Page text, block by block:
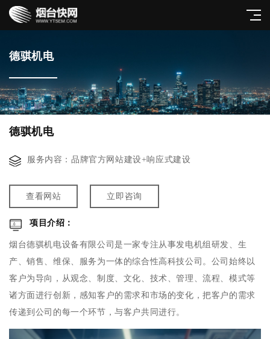
德骐机电
德骐机电
服务内容：品牌官方网站建设+响应式建设
查看网站 立即咨询
项目介绍：
烟台德骐机电设备有限公司是一家专注从事发电机组研发、生
产、销售、维保、服务为一体的综合性高科技公司。公司始终以
客户为导向，从观念、制度、文化、技术、管理、流程、模式等
诸方面进行创新，感知客户的需求和市场的变化，把客户的需求
传递到公司的每一个环节，与客户共同进行。